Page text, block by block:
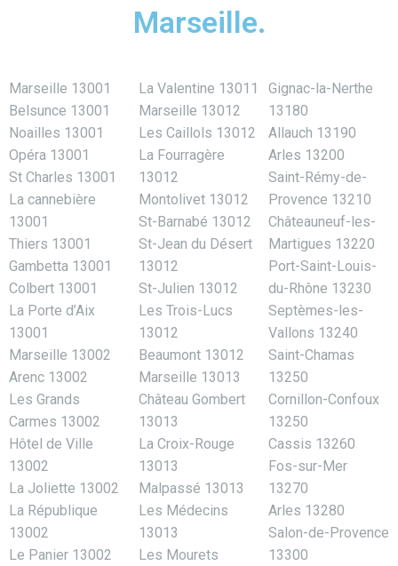
Marseille.
Marseille 13001
Belsunce 13001
Noailles 13001
Opéra 13001
St Charles 13001
La cannebière
13001
Thiers 13001
Gambetta 13001
Colbert 13001
La Porte d’Aix
13001
Marseille 13002
Arenc 13002
Les Grands
Carmes 13002
Hôtel de Ville
13002
La Joliette 13002
La République
13002
Le Panier 13002
La Valentine 13011
Marseille 13012
Les Caillols 13012
La Fourragère
13012
Montolivet 13012
St-Barnabé 13012
St-Jean du Désert
13012
St-Julien 13012
Les Trois-Lucs
13012
Beaumont 13012
Marseille 13013
Château Gombert
13013
La Croix-Rouge
13013
Malpassé 13013
Les Médecins
13013
Les Mourets
Gignac-la-Nerthe
13180
Allauch 13190
Arles 13200
Saint-Rémy-de-
Provence 13210
Châteauneuf-les-
Martigues 13220
Port-Saint-Louis-
du-Rhône 13230
Septèmes-les-
Vallons 13240
Saint-Chamas
13250
Cornillon-Confoux
13250
Cassis 13260
Fos-sur-Mer
13270
Arles 13280
Salon-de-Provence
13300